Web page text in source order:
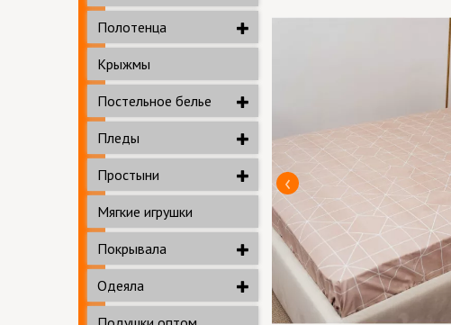
Полотенца
Крыжмы
Постельное белье
Пледы
Простыни
Мягкие игрушки
Покрывала
Одеяла